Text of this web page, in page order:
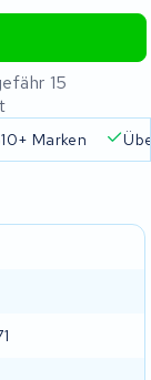
15
45.000 Akkus